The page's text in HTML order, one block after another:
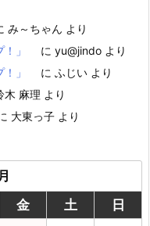
み～ちゃん より
」
に yu@jindo より
」
に ふじい より
木 麻理 より
大東っ子 より
金 土
日